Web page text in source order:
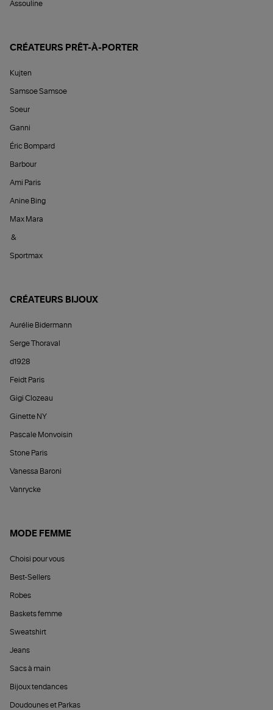
Assouline
CRÉATEURS PRÊT-À-PORTER
Kujten
Samsoe Samsoe
Soeur
Ganni
Éric Bompard
Barbour
Ami Paris
Anine Bing
Max Mara
&
Sportmax
CRÉATEURS BIJOUX
Aurélie Bidermann
Serge Thoraval
d1928
Feidt Paris
Gigi Clozeau
Ginette NY
Pascale Monvoisin
Stone Paris
Vanessa Baroni
Vanrycke
MODE FEMME
Choisi pour vous
Best-Sellers
Robes
Baskets femme
Sweatshirt
Jeans
Sacs à main
Bijoux tendances
Doudounes et Parkas